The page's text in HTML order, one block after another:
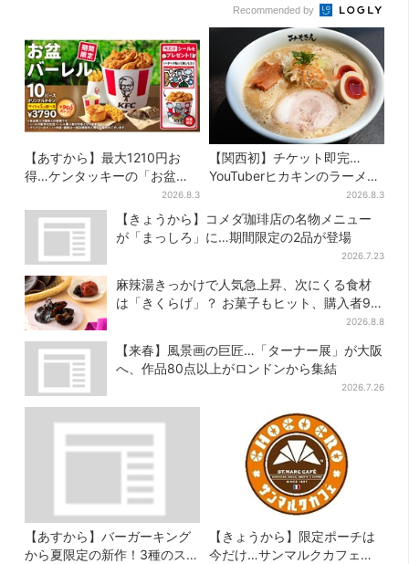
Recommended by
【あすから】最大1210円お
得…ケンタッキーの「お盆パ
ック」、2週間だけ！数量限定
シール付き
2026.8.3
【関西初】チケット即完…
YouTuberヒカキンのラーメン
店「みそきん」が大阪上陸！
「待ってました」と話題
2026.8.3
【きょうから】コメダ珈琲店の名物メニュー
が「まっしろ」に…期間限定の2品が登場
2026.7.23
麻辣湯きっかけで人気急上昇、次にくる食材
は「きくらげ」？ お菓子もヒット、購入者9割
2026.8.8
【来春】風景画の巨匠…「ターナー展」が大阪
へ、作品80点以上がロンドンから集結
2026.7.26
【あすから】バーガーキング
から夏限定の新作！3種のステ
【きょうから】限定ポーチは
今だけ…サンマルクカフェ初